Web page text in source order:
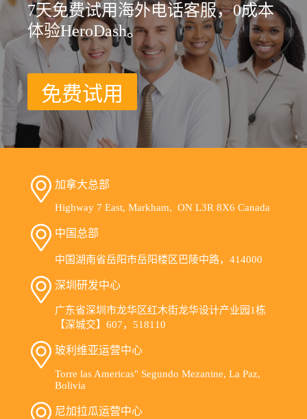
7天免费试用海外电话客服，0成本
体验HeroDash。
免费试用
加拿大总部
Highway 7 East, Markham, ON L3R 8X6 Canada
中国总部
中国湖南省岳阳市岳阳楼区巴陵中路，414000
深圳研发中心
广东省深圳市龙华区红木街龙华设计产业园1栋
【深城交】607，518110
玻利维亚运营中心
Torre las Americas" Segundo Mezanine, La Paz,
Bolivia
尼加拉瓜运营中心